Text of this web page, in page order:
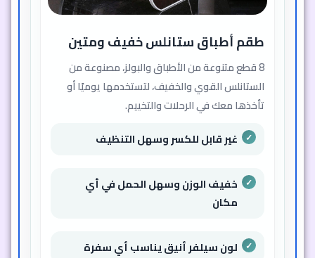
طقم أطباق ستانلس خفيف ومتين
8 قطع متنوعة من الأطباق والبولز، مصنوعة من
الستانلس القوي والخفيف، لتستخدمها يوميًا أو
تأخذها معك في الرحلات والتخييم.
غير قابل للكسر وسهل التنظيف
خفيف الوزن وسهل الحمل في أي
مكان
لون سيلفر أنيق يناسب أي سفرة